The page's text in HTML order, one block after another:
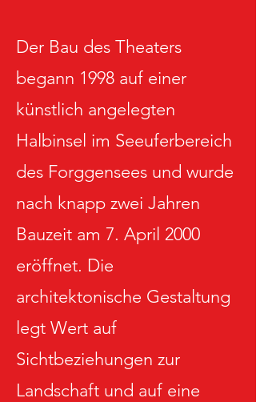
Der Bau des Theaters
begann 1998 auf einer
künstlich angelegten
Halbinsel im Seeuferbereich
des Forggensees und wurde
nach knapp zwei Jahren
Bauzeit am 7. April 2000
eröffnet. Die
architektonische Gestaltung
legt Wert auf
Sichtbeziehungen zur
Landschaft und auf eine